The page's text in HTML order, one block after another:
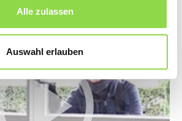
Alle zulassen
Auswahl erlauben
regardant notre Infofilm.